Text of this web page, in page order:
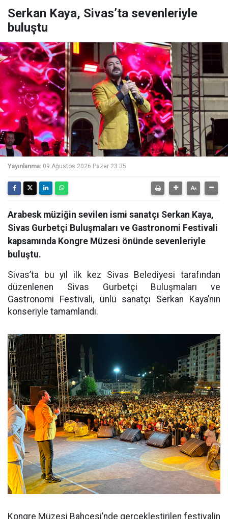
Serkan Kaya, Sivas’ta sevenleriyle
buluştu
Yayınlanma: 09 Ağustos 2026 Pazar 23:35
Arabesk müziğin sevilen ismi sanatçı Serkan Kaya,
Sivas Gurbetçi Buluşmaları ve Gastronomi Festivali
kapsamında Kongre Müzesi önünde sevenleriyle
buluştu.
Sivas’ta bu yıl ilk kez Sivas Belediyesi tarafından
düzenlenen Sivas Gurbetçi Buluşmaları ve
Gastronomi Festivali, ünlü sanatçı Serkan Kaya’nın
konseriyle tamamlandı.
Kongre Müzesi Bahçesi’nde gerçekleştirilen festivalin